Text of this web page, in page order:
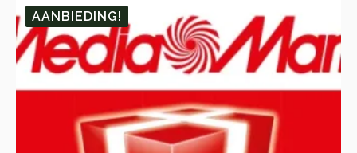
AANBIEDING!